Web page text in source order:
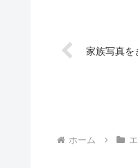
家族写真を
ホーム